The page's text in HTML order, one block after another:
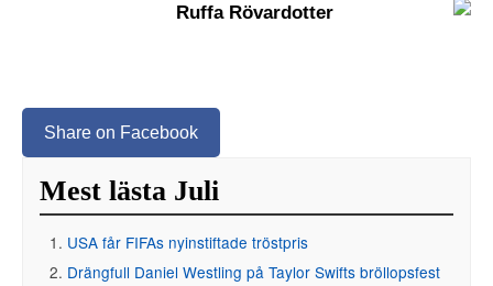
Ruffa Rövardotter
Share on Facebook
Mest lästa Juli
USA får FIFAs nyinstiftade tröstpris
Drängfull Daniel Westling på Taylor Swifts bröllopsfest